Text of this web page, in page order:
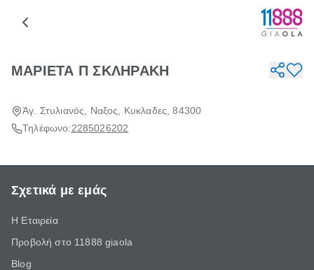
ΜΑΡΙΕΤΑ Π ΣΚΛΗΡΑΚΗ
Άγ. Στυλιανός, Ναξος, Κυκλαδες, 84300
Τηλέφωνο:2285026202
Σχετικά με εμάς
Η Εταιρεία
Προβολή στο 11888 giaola
Blog